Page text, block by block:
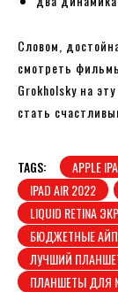
Словом,
смотреть
Grokholsky на
стать
TAGS: APPLE
IPAD AIR 2022
LIQUID RETINA
БЮДЖЕТНЫЕ
ЛУЧШИЙ
ПЛАНШЕТЫ ДЛЯ